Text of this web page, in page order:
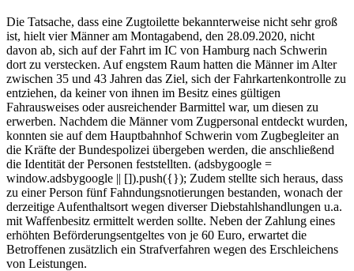
Die Tatsache, dass eine Zugtoilette bekannterweise nicht sehr groß
ist, hielt vier Männer am Montagabend, den 28.09.2020, nicht
davon ab, sich auf der Fahrt im IC von Hamburg nach Schwerin
dort zu verstecken. Auf engstem Raum hatten die Männer im Alter
zwischen 35 und 43 Jahren das Ziel, sich der Fahrkartenkontrolle zu
entziehen, da keiner von ihnen im Besitz eines gültigen
Fahrausweises oder ausreichender Barmittel war, um diesen zu
erwerben. Nachdem die Männer vom Zugpersonal entdeckt wurden,
konnten sie auf dem Hauptbahnhof Schwerin vom Zugbegleiter an
die Kräfte der Bundespolizei übergeben werden, die anschließend
die Identität der Personen feststellten. (adsbygoogle =
window.adsbygoogle || []).push({}); Zudem stellte sich heraus, dass
zu einer Person fünf Fahndungsnotierungen bestanden, wonach der
derzeitige Aufenthaltsort wegen diverser Diebstahlshandlungen u.a.
mit Waffenbesitz ermittelt werden sollte. Neben der Zahlung eines
erhöhten Beförderungsentgeltes von je 60 Euro, erwartet die
Betroffenen zusätzlich ein Strafverfahren wegen des Erschleichens
von Leistungen.